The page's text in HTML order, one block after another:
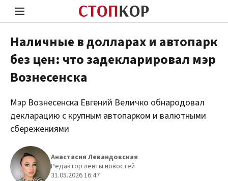
Стоп Политической Коррупции
Политика
Наличные в долларах и автопарк
без цен: что задекларировал мэр
Вознесенска
Мэр Вознесенска Евгений Величко обнародовал
декларацию с крупным автопарком и валютными
сбережениями
Анастасия Левандовская
Редактор ленты новостей
31.05.2026 16:47